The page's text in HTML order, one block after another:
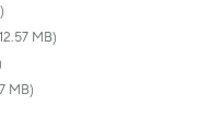
MB)
MB)